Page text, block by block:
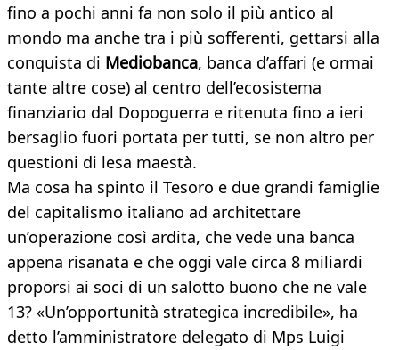
fino a pochi anni fa non solo il più antico al
mondo ma anche tra i più sofferenti, gettarsi alla
conquista di Mediobanca, banca d’affari (e ormai
tante altre cose) al centro dell’ecosistema
finanziario dal Dopoguerra e ritenuta fino a ieri
bersaglio fuori portata per tutti, se non altro per
questioni di lesa maestà.
Ma cosa ha spinto il Tesoro e due grandi famiglie
del capitalismo italiano ad architettare
un’operazione così ardita, che vede una banca
appena risanata e che oggi vale circa 8 miliardi
proporsi ai soci di un salotto buono che ne vale
13? «Un’opportunità strategica incredibile», ha
detto l’amministratore delegato di Mps Luigi